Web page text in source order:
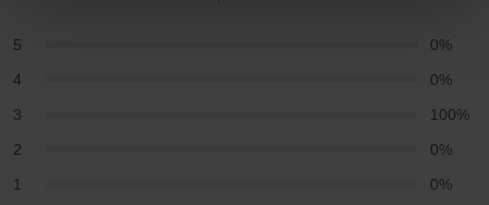
5
0%
4
0%
3
100%
2
0%
1
0%